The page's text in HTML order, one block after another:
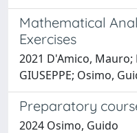
Mathematical
Exercises
2021 D'Amico, Mauro;
GIUSEPPE; Osimo,
Preparatory
2024 Osimo, Guido